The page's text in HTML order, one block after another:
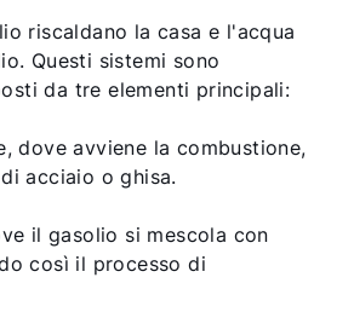
riscaldano la casa e l'acqua
Questi sistemi sono
da tre elementi principali:
dove avviene la combustione,
acciaio o ghisa.
il gasolio si mescola con
così il processo di